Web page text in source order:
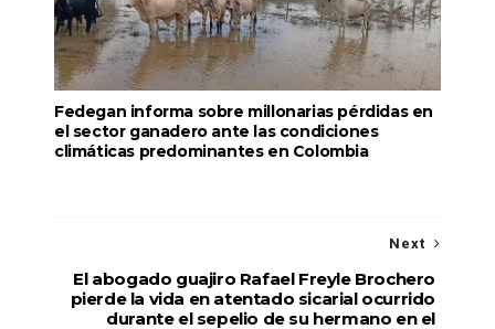
Fedegan informa sobre millonarias pérdidas en
el sector ganadero ante las condiciones
climáticas predominantes en Colombia
Next
El abogado guajiro Rafael Freyle Brochero
pierde la vida en atentado sicarial ocurrido
durante el sepelio de su hermano en el